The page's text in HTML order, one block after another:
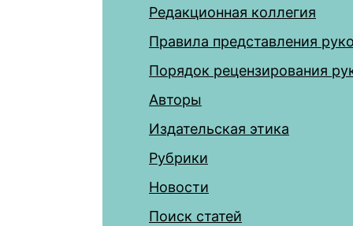
Редакционная коллегия
Правила представления
Порядок рецензирования
Авторы
Издательская этика
Рубрики
Новости
Поиск статей